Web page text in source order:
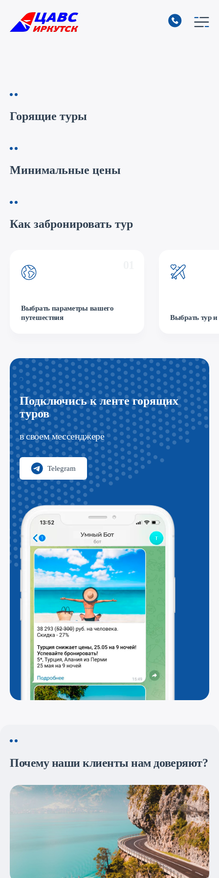
Горящие туры
Минимальные цены
Как забронировать тур
Выбрать параметры вашего
путешествия
Выбрать тур и
Подключись к ленте горящих
туров
в своем мессенджере
Telegram
Почему наши клиенты нам доверяют?